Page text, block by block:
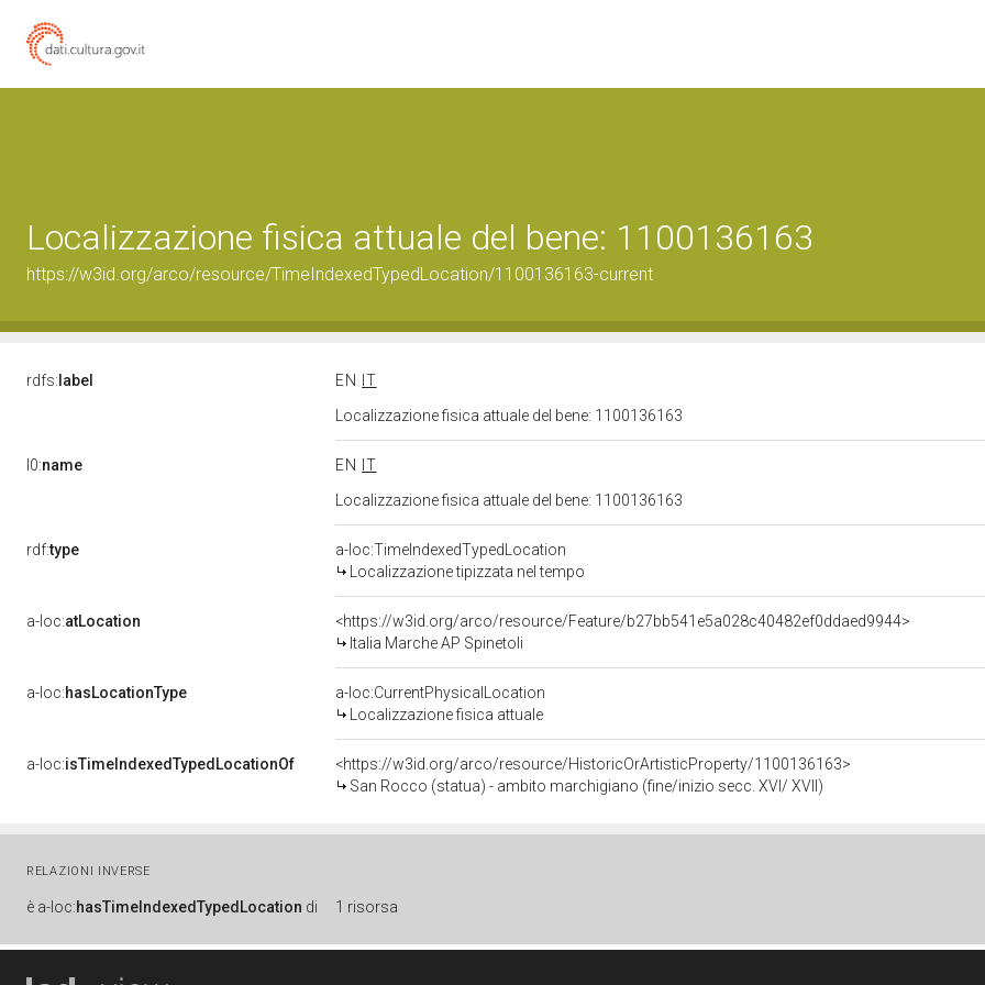
Localizzazione fisica attuale del bene: 1100136163
https://w3id.org/arco/resource/TimeIndexedTypedLocation/1100136163-current
rdfs: label EN
IT
Localizzazione fisica attuale del bene: 1100136163
l0:name EN
IT
Localizzazione fisica attuale del bene: 1100136163
rdf:type
a-loc:TimeIndexedTypedLocation
Localizzazione tipizzata nel tempo
a-loc:atLocation
<https://w3id.org/arco/resource/Feature/b27bb541e5a028c40482ef0ddaed9944>
Italia Marche AP Spinetoli
a-loc:hasLocationType
a-loc:CurrentPhysicalLocation
Localizzazione fisica attuale
a-loc:isTimeIndexedTypedLocationOf
<https://w3id.org/arco/resource/HistoricOrArtisticProperty/1100136163>
San Rocco (statua) - ambito marchigiano (fine/inizio secc. XVI/ XVII)
RELAZIONI INVERSE
è a-loc:hasTimeIndexedTypedLocation di 1 risorsa